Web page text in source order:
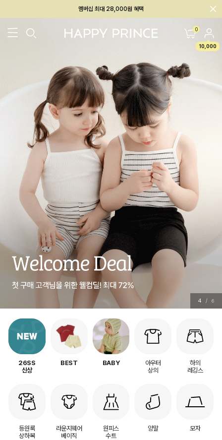
회원전용 아울렛, 가입하면 ~60% 할인!
0
10,000
4 / 6
26SS
신상
BEST BABY
아우터
상의
하의
레깅스
등원룩
상하복
라운지웨어
베이직
원피스
수트
양말 모자